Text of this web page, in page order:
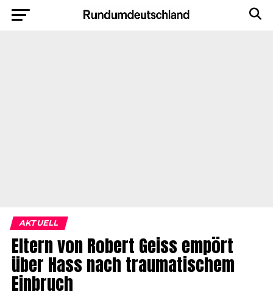
AKTUELL
Eltern von Robert Geiss empört
über Hass nach traumatischem
Einbruch